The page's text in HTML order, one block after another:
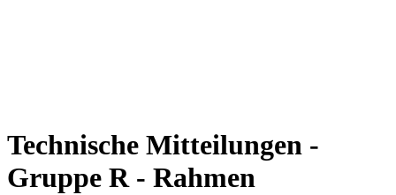
Technische Mitteilungen -
Gruppe R - Rahmen